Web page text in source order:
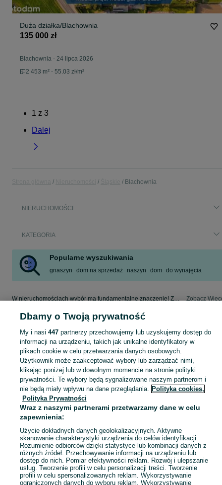
Duża działka/Blachownia
135 000 zł
Blachownia - 24 lipca 2026
2 453 m² - 55.03 zł/m²
1 z 3
Dalej
Blachownia
NIERUCHOMOŚCI
KATEGORIA
Popularne wyszukiwania
gnaszyn dom na sprzedaż naszyn dom do wynajęcia
W nieruchomościach wybór ma fundamentalne znaczenie! Znajdź wymarzony lokal w kategorii Nieruchomości na OLX - Blachownia i okolice! Zobacz
Mapa kategorii
Mapa miejscowości
Mapa ministron
Popularne wyszukiwania
Dbamy o Twoją prywatność
My i nasi 447partnerzy przechowujemy lub uzyskujemy dostęp do
informacji na urządzeniu, takich jak unikalne identyfikatory w
plikach cookie w celu przetwarzania danych osobowych.
Użytkownik może zaakceptować wybory lub zarządzać nimi,
klikając poniżej lub w dowolnym momencie na stronie polityki
prywatności. Te wybory będą sygnalizowane naszym partnerom i
nie będą miały wpływu na dane przeglądania. Polityka cookies,
Polityka Prywatności
Wraz z naszymi partnerami przetwarzamy dane w celu
zapewnienia:
Użycie dokładnych danych geolokalizacyjnych. Aktywne
skanowanie charakterystyki urządzenia do celów identyfikacji.
Rozumienie odbiorców dzięki statystyce lub kombinacji danych z
różnych źródeł. Przechowywanie informacji na urządzeniu lub
dostęp do nich. Pomiar efektywności reklam. Rozwój i ulepszanie
usług. Tworzenie profili w celu personalizacji treści. Tworzenie
profili w celu spersonalizowanych reklam. Wykorzystywanie
ograniczonych danych do wyboru reklam. Wykorzystywanie